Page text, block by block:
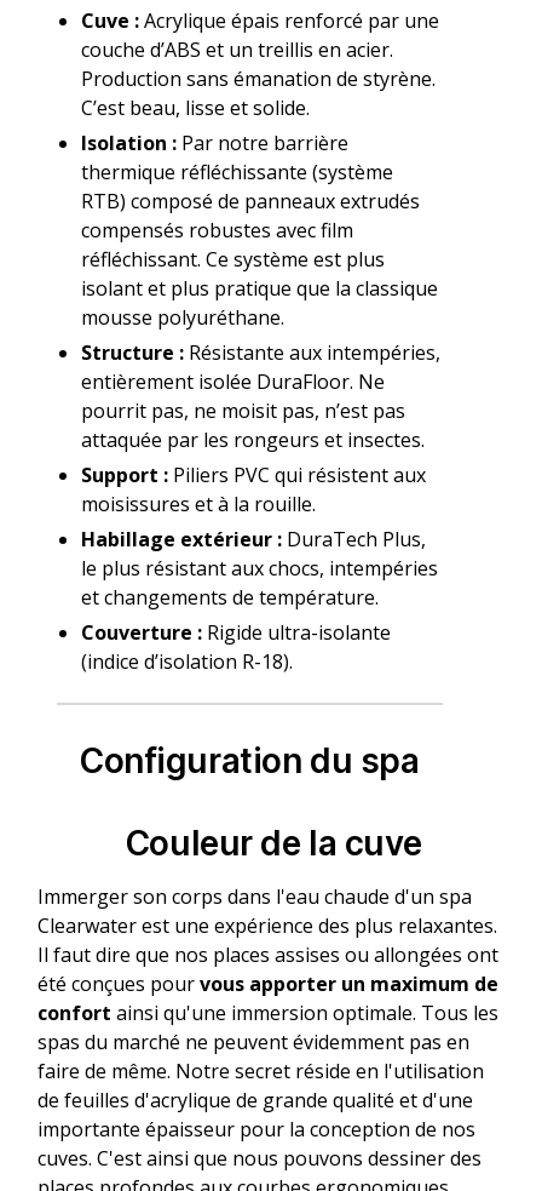
Cuve :Acrylique épais renforcé par une
couche d’ABS et un treillis en acier.
Production sans émanation de styrène.
C’est beau, lisse et solide.
Isolation :Par notre barrière
thermique réfléchissante (système
RTB) composé de panneaux extrudés
compensés robustes avec film
réfléchissant. Ce système est plus
isolant et plus pratique que la classique
mousse polyuréthane.
Structure :Résistante aux intempéries,
entièrement isolée DuraFloor. Ne
pourrit pas, ne moisit pas, n’est pas
attaquée par les rongeurs et insectes.
Support :Piliers PVC qui résistent aux
moisissures et à la rouille.
Habillage extérieur :DuraTech Plus,
le plus résistant aux chocs, intempéries
et changements de température.
Couverture :Rigide ultra-isolante
(indice d’isolation R-18).
Configuration du spa
Couleur de la cuve
Immerger son corps dans l'eau chaude d'un spa
Clearwater est une expérience des plus relaxantes.
Il faut dire que nos places assises ou allongées ont
été conçues pourvous apporter un maximum de
confort ainsi qu'une immersion optimale. Tous les
spas du marché ne peuvent évidemment pas en
faire de même. Notre secret réside en l'utilisation
de feuilles d'acrylique de grande qualité et d'une
importante épaisseur pour la conception de nos
cuves. C'est ainsi que nous pouvons dessiner des